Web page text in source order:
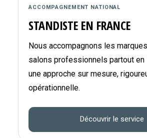
ACCOMPAGNEMENT NATIONAL
STANDISTE EN FRANCE
Nous accompagnons les
salons professionnels partout en
une approche sur mesure,
opérationnelle.
Découvrir le service